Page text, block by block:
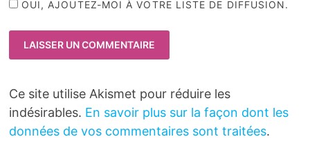
OUI, AJOUTEZ-MOI À VOTRE LISTE DE DIFFUSION.
Ce site utilise Akismet pour réduire les
indésirables. En savoir plus sur la façon dont les
données de vos commentaires sont traitées.